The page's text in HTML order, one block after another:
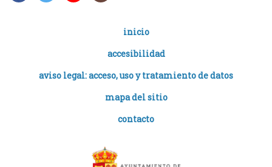
inicio
accesibilidad
aviso legal: acceso, uso y tratamiento de datos
mapa del sitio
contacto